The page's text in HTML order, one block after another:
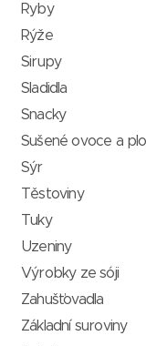
Ryby
Rýže
Sirupy
Sladidla
Snacky
Sušené ovoce a
Sýr
Těstoviny
Tuky
Uzeniny
Výrobky ze sóji
Zahušťovadla
Základní suroviny